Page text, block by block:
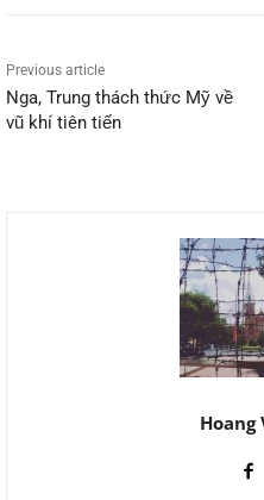
Previous article
Nga, Trung thách thức Mỹ về
vũ khí tiên tiến
Hoang